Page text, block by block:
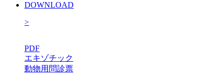
DOWNLOAD
>
PDF
エキゾチック
動物用問診票